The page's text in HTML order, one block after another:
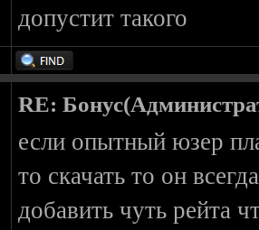
допустит такого
RE:
если опытный юзер
то скачать то он
добавить чуть рейта